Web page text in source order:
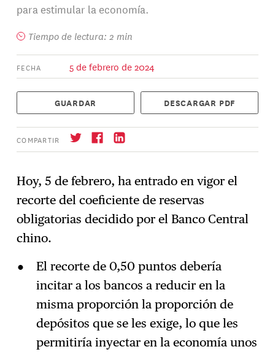
para estimular la economía.
Tiempo de lectura: 2 min
FECHA 5 de febrero de 2024
GUARDAR DESCARGAR PDF
COMPARTIR
→ Suscríbase
Hoy, 5 de febrero, ha entrado en vigor el
recorte del coeficiente de reservas
obligatorias decidido por el Banco Central
chino.
El recorte de 0,50 puntos debería
incitar a los bancos a reducir en la
misma proporción la proporción de
depósitos que se les exige, lo que les
permitiría inyectar en la economía unos